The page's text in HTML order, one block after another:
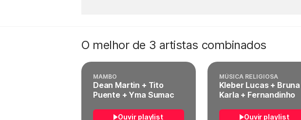
O melhor de 3 artistas combinados
MAMBO
Dean Martin + Tito
Puente + Yma Sumac
Ouvir playlist
MÚSICA RELIGIOSA
Kleber Lucas + Bruna
Karla + Fernandinho
Ouvir playlist